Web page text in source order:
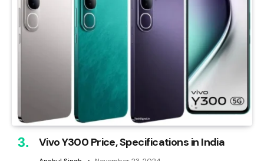
Vivo Y300 Price, Specifications in India